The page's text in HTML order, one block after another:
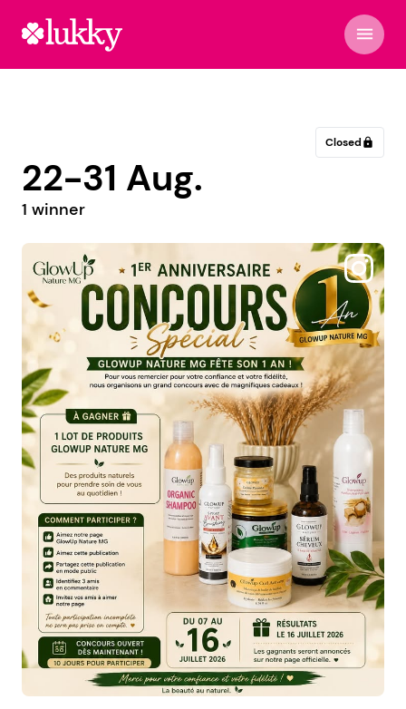
menu
Closed lock
22-31 Aug.
1 winner
@_giselacano_